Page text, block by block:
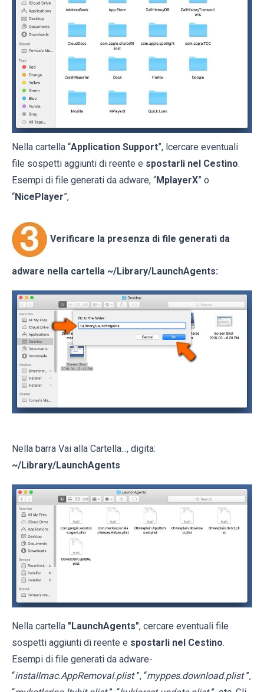
Nella cartella “Application Support”, lcercare eventuali
file sospetti aggiunti di reente e spostarli nel Cestino.
Esempi di file generati da adware, “MplayerX” o
“NicePlayer”,
Verificare la presenza di file generati da
adware nella cartella ~/Library/LaunchAgents:
Nella barra Vai alla Cartella..., digita:
~/Library/LaunchAgents
Nella cartella "LaunchAgents", cercare eventuali file
sospetti aggiunti di reente e spostarli nel Cestino.
Esempi di file generati da adware-
“installmac.AppRemoval.plist ”, “myppes.download.plist ”,